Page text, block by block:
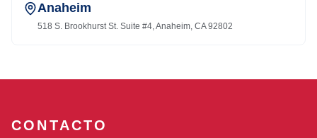
Anaheim
518 S. Brookhurst St. Suite #4, Anaheim, CA 92802
CONTACTO